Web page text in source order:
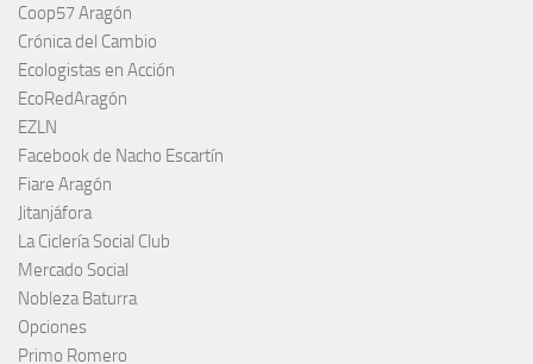
Coop57 Aragón
Crónica del Cambio
Ecologistas en Acción
EcoRedAragón
EZLN
Facebook de Nacho Escartín
Fiare Aragón
Jitanjáfora
La Ciclería Social Club
Mercado Social
Nobleza Baturra
Opciones
Primo Romero